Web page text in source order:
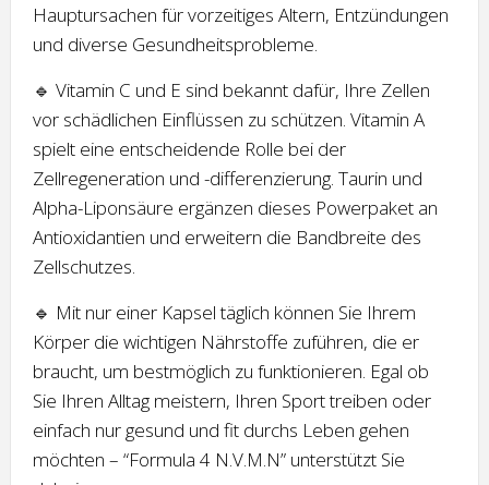
Hauptursachen für vorzeitiges Altern, Entzündungen
und diverse Gesundheitsprobleme.
🔹 Vitamin C und E sind bekannt dafür, Ihre Zellen
vor schädlichen Einflüssen zu schützen. Vitamin A
spielt eine entscheidende Rolle bei der
Zellregeneration und -differenzierung. Taurin und
Alpha-Liponsäure ergänzen dieses Powerpaket an
Antioxidantien und erweitern die Bandbreite des
Zellschutzes.
🔹 Mit nur einer Kapsel täglich können Sie Ihrem
Körper die wichtigen Nährstoffe zuführen, die er
braucht, um bestmöglich zu funktionieren. Egal ob
Sie Ihren Alltag meistern, Ihren Sport treiben oder
einfach nur gesund und fit durchs Leben gehen
möchten – “Formula 4 N.V.M.N” unterstützt Sie